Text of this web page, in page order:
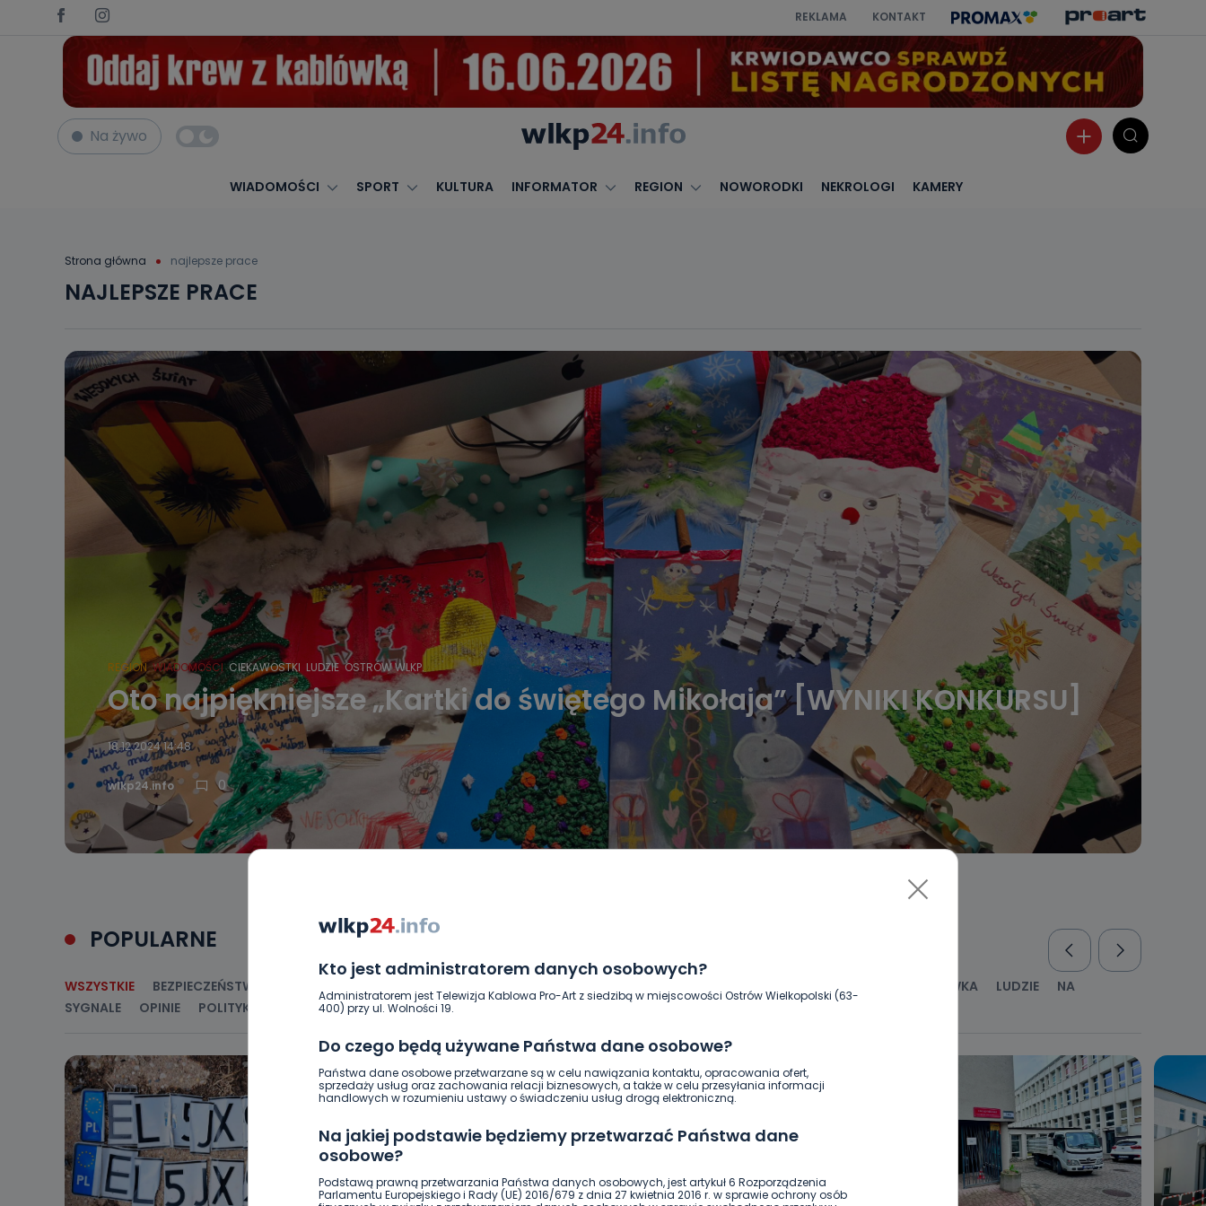
REKLAMA KONTAKT
Na żywo
WIADOMOŚCI SPORT KULTURA INFORMATOR REGION NOWORODKI NEKROLOGI KAMERY
Strona główna najlepsze prace
Kto jest administratorem danych osobowych?
Administratorem jest Telewizja Kablowa Pro-Art z siedzibą w miejscowości Ostrów Wielkopolski (63-
400) przy ul. Wolności 19.
Do czego będą używane Państwa dane osobowe?
Państwa dane osobowe przetwarzane są w celu nawiązania kontaktu, opracowania ofert,
sprzedaży usług oraz zachowania relacji biznesowych, a także w celu przesyłania informacji
handlowych w rozumieniu ustawy o świadczeniu usług drogą elektroniczną.
Na jakiej podstawie będziemy przetwarzać Państwa dane
osobowe?
Podstawą prawną przetwarzania Państwa danych osobowych, jest artykuł 6 Rozporządzenia
Parlamentu Europejskiego i Rady (UE) 2016/679 z dnia 27 kwietnia 2016 r. w sprawie ochrony osób
NAJLEPSZE PRACE
REGION WIADOMOŚCI CIEKAWOSTKI LUDZIE OSTRÓW WLKP.
Oto najpiękniejsze „Kartki do świętego Mikołaja” [WYNIKI KONKURSU]
18.12.2024 14:48
wlkp24.info 0
POPULARNE
WSZYSTKIE BEZPIECZEŃSTWO KORONAWIRUS KULTURA I ROZRYWKA LUDZIE
NA
SYGNALE
OPINIE POLITYKA RELIGIA SAMORZĄD ŚRODOWISKO WSZYSTKICH ŚWIĘTYCH